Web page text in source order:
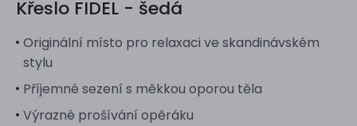
Křeslo FIDEL - šedá
Originální místo pro relaxaci ve skandinávském
stylu
Příjemné sezení s měkkou oporou těla
Výrazné prošívání opěráku